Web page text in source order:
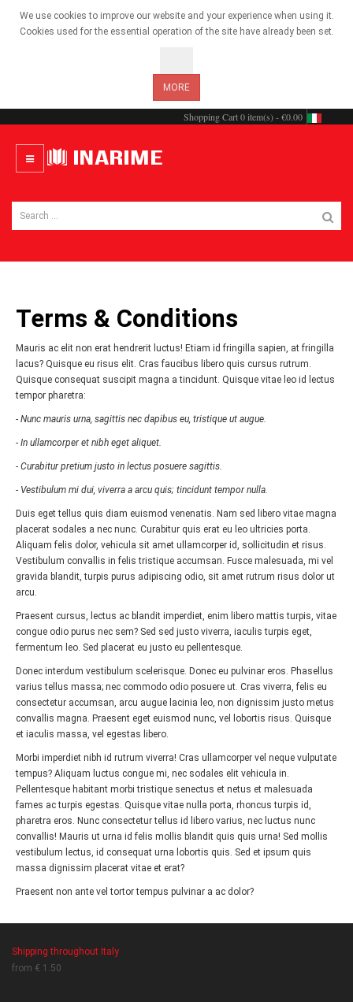
We use cookies to improve our website and your experience when using it.
Cookies used for the essential operation of the site have already been set.
MORE
Shopping Cart0 item(s) - €0.00
Terms & Conditions
Mauris ac elit non erat hendrerit luctus! Etiam id fringilla sapien, at fringilla
lacus? Quisque eu risus elit. Cras faucibus libero quis cursus rutrum.
Quisque consequat suscipit magna a tincidunt. Quisque vitae leo id lectus
tempor pharetra:
- Nunc mauris urna, sagittis nec dapibus eu, tristique ut augue.
- In ullamcorper et nibh eget aliquet.
- Curabitur pretium justo in lectus posuere sagittis.
- Vestibulum mi dui, viverra a arcu quis; tincidunt tempor nulla.
Duis eget tellus quis diam euismod venenatis. Nam sed libero vitae magna
placerat sodales a nec nunc. Curabitur quis erat eu leo ultricies porta.
Aliquam felis dolor, vehicula sit amet ullamcorper id, sollicitudin et risus.
Vestibulum convallis in felis tristique accumsan. Fusce malesuada, mi vel
gravida blandit, turpis purus adipiscing odio, sit amet rutrum risus dolor ut
arcu.
Praesent cursus, lectus ac blandit imperdiet, enim libero mattis turpis, vitae
congue odio purus nec sem? Sed sed justo viverra, iaculis turpis eget,
fermentum leo. Sed placerat eu justo eu pellentesque.
Donec interdum vestibulum scelerisque. Donec eu pulvinar eros. Phasellus
varius tellus massa; nec commodo odio posuere ut. Cras viverra, felis eu
consectetur accumsan, arcu augue lacinia leo, non dignissim justo metus
convallis magna. Praesent eget euismod nunc, vel lobortis risus. Quisque
et iaculis massa, vel egestas libero.
Morbi imperdiet nibh id rutrum viverra! Cras ullamcorper vel neque vulputate
tempus? Aliquam luctus congue mi, nec sodales elit vehicula in.
Pellentesque habitant morbi tristique senectus et netus et malesuada
fames ac turpis egestas. Quisque vitae nulla porta, rhoncus turpis id,
pharetra eros. Nunc consectetur tellus id libero varius, nec luctus nunc
convallis! Mauris ut urna id felis mollis blandit quis quis urna! Sed mollis
vestibulum lectus, id consequat urna lobortis quis. Sed et ipsum quis
massa dignissim placerat vitae et erat?
Praesent non ante vel tortor tempus pulvinar a ac dolor?
Shipping throughout Italy
from € 1.50